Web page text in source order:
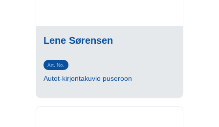
Lene Sørensen
Art. No.
Autot-kirjontakuvio puseroon